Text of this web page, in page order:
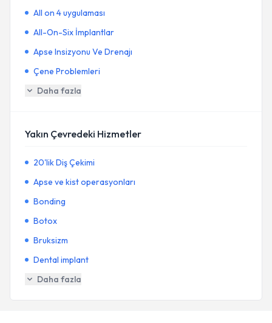
All on 4 uygulaması
All-On-Six İmplantlar
Apse Insizyonu Ve Drenajı
Çene Problemleri
Daha fazla
Yakın Çevredeki Hizmetler
20'lik Diş Çekimi
Apse ve kist operasyonları
Bonding
Botox
Bruksizm
Dental implant
Daha fazla